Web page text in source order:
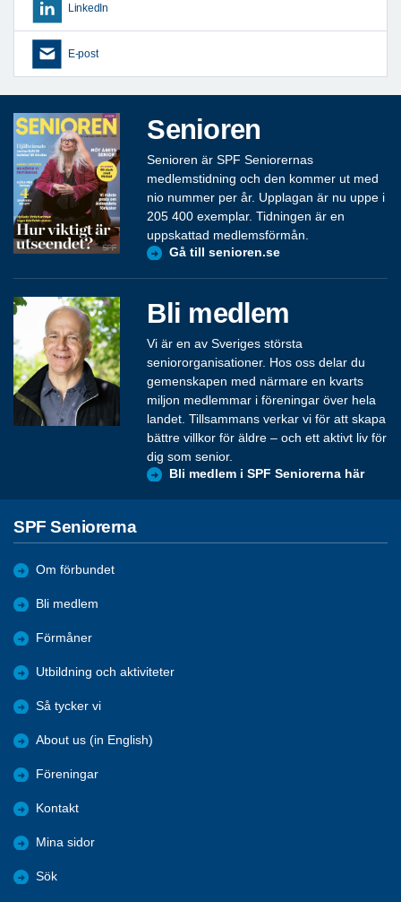
LinkedIn
E-post
Senioren
Senioren är SPF Seniorernas
medlemstidning och den kommer ut med
nio nummer per år. Upplagan är nu uppe i
205 400 exemplar. Tidningen är en
uppskattad medlemsförmån.
Gå till senioren.se
Bli medlem
Vi är en av Sveriges största
seniororganisationer. Hos oss delar du
gemenskapen med närmare en kvarts
miljon medlemmar i föreningar över hela
landet. Tillsammans verkar vi för att skapa
bättre villkor för äldre – och ett aktivt liv för
dig som senior.
Bli medlem i SPF Seniorerna här
SPF Seniorerna
Om förbundet
Bli medlem
Förmåner
Utbildning och aktiviteter
Så tycker vi
About us (in English)
Föreningar
Kontakt
Mina sidor
Sök